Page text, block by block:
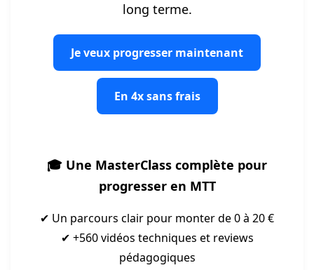
long terme.
Je veux progresser maintenant
En 4x sans frais
🎓 Une MasterClass complète pour
progresser en MTT
✔ Un parcours clair pour monter de 0 à 20 €
✔ +560 vidéos techniques et reviews
pédagogiques